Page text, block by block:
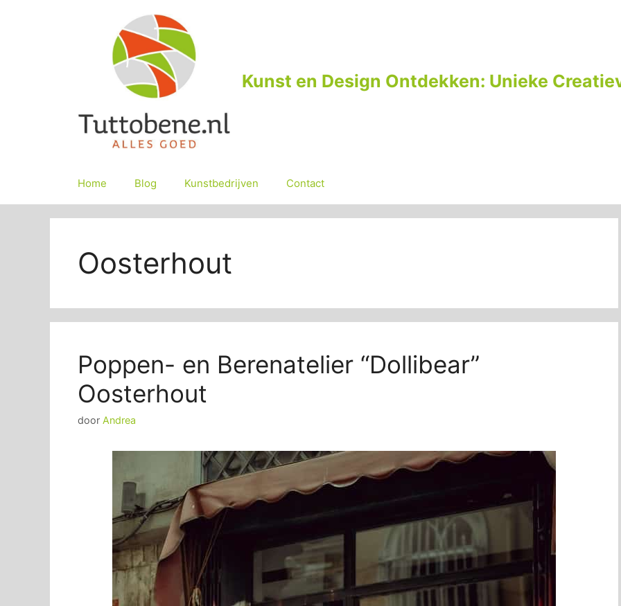
Kunst en Design Ontdekken: Unieke
Home Blog Kunstbedrijven Contact
Oosterhout
Poppen- en Berenatelier “Dollibear”
Oosterhout
door Andrea